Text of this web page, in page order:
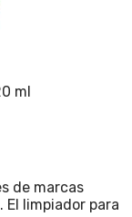
ml
de marcas
limpiador para